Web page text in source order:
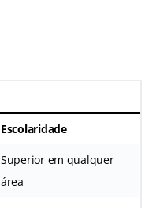
Escolaridade
Superior em qualquer
área